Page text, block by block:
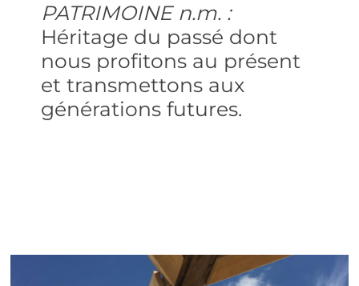
PATRIMOINE n.m. :
Héritage du passé dont
nous profitons au présent
et transmettons aux
générations futures.